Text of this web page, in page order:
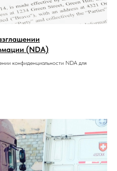
(NDA)
конфиденциальности NDA для